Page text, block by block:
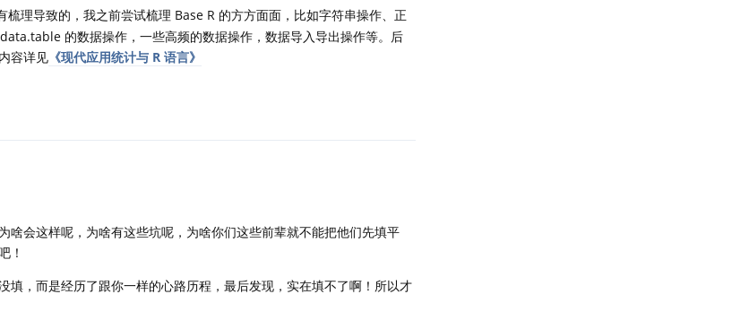
梳理导致的，我之前尝试梳理 Base R 的方方面面，比如字符串操作、正
的数据操作，一些高频的数据操作，数据导入导出操作等。后
容详见 《现代应用统计与 R 语言》
啥会这样呢，为啥有这些坑呢，为啥你们这些前辈就不能把他们先填平
！
填，而是经历了跟你一样的心路历程，最后发现，实在填不了啊！所以才